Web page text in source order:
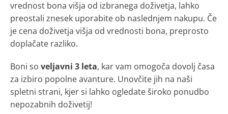
vrednost bona višja od izbranega doživetja, lahko
preostali znesek uporabite ob naslednjem nakupu. Če
je cena doživetja višja od vrednosti bona, preprosto
doplačate razliko.
Boni so veljavni 3 leta, kar vam omogoča dovolj časa
za izbiro popolne avanture. Unovčite jih na naši
spletni strani, kjer si lahko ogledate široko ponudbo
nepozabnih doživetij!